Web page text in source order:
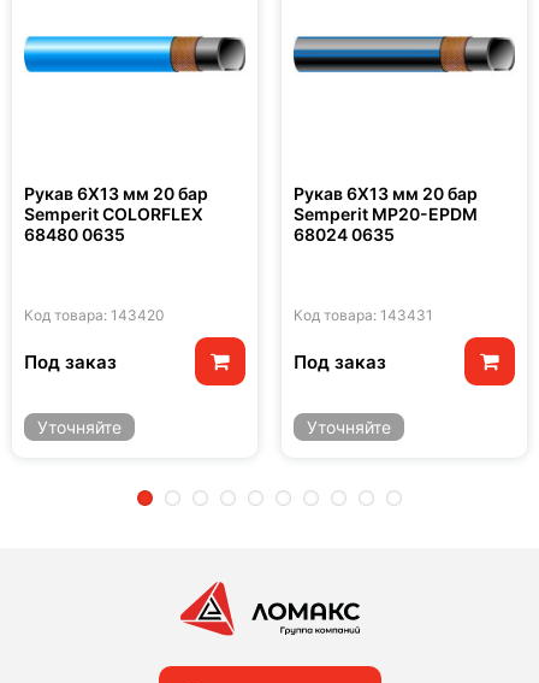
Рукав 6X13 мм 20 бар
Semperit COLORFLEX
68480 0635
Код товара: 143420
Под заказ
Уточняйте
Рукав 6X13 мм 20 бар
Semperit MP20-EPDM
68024 0635
Код товара: 143431
Под заказ
Уточняйте